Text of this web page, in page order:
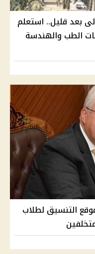
بعد قليل.. استعلم
الطب والهندسة
التنسيق لطلاب